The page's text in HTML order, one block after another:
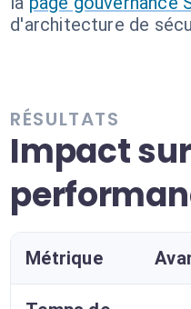
d'architecture de
RÉSULTATS
Impact
Métrique